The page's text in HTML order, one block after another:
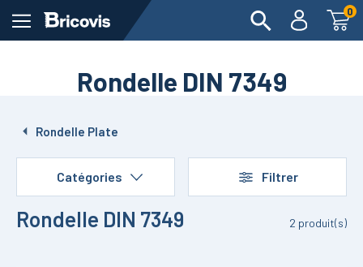
0
Rondelle DIN 7349
Rondelle Plate
Catégories Filtrer
Rondelle DIN 7349 2 produit(s)